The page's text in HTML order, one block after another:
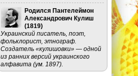
Родился Пантелеймон
Александрович Кулиш
(1819)
Украинский писатель, поэт,
фольклорист, этнограф.
Создатель «кулишовки» — одной
из ранних версий украинского
алфавита (ум. 1897).